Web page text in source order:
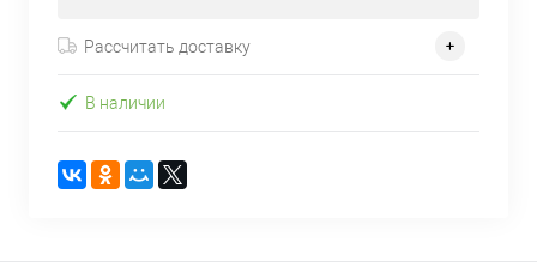
Рассчитать доставку
В наличии